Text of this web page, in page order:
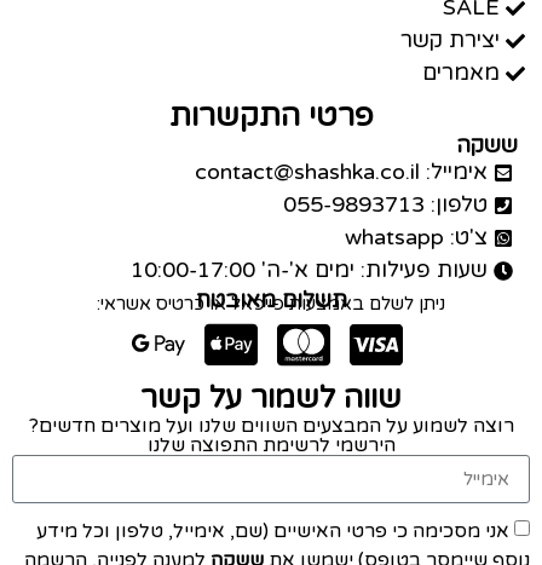
SALE
יצירת קשר
מאמרים
פרטי התקשרות
ששקה
אימייל: contact@shashka.co.il
טלפון: 055-9893713
צ'ט: whatsapp
שעות פעילות: ימים א'-ה' 10:00-17:00
תשלום מאובטח
ניתן לשלם באמצעות פייפאל או כרטיס אשראי:
שווה לשמור על קשר
רוצה לשמוע על המבצעים השווים שלנו ועל מוצרים חדשים?
הירשמי לרשימת התפוצה שלנו
אני מסכימה כי פרטי האישיים (שם, אימייל, טלפון וכל מידע